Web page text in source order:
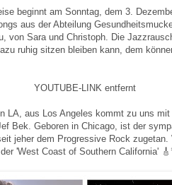
beginnt am Sonntag, dem 3.
aus der Abteilung
von Sara und Christoph. Die
ruhig sitzen bleiben kann, dem
YOUTUBE-LINK entfernt
LA, aus Los Angeles kommt zu uns mit
Bek. Geboren in Chicago, ist der
jeher dem Progressive Rock zugetan.
'West Coast of Southern California'